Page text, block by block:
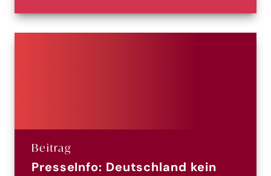
Beitrag
PresseInfo: Deutschland kein